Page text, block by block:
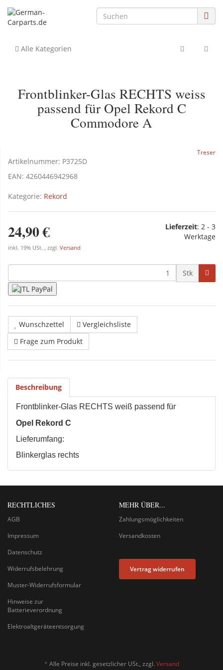
Alle Kategorien
Frontblinker-Glas RECHTS weiss
passend für Opel Rekord C
Commodore A
Treser
Artikelnummer: P3725D
EAN: 4260446942968
Kategorie: Rekord
24,90 €
inkl. 19% USt. , zzgl. Versand
Lieferzeit: 2 - 3
Werktage
Stk
Wunschzettel
Vergleichsliste
Frage zum Produkt
Beschreibung
Frontblinker-Glas RECHTS weiß passend für
Opel Rekord C
Lieferumfang:
Blinkerglas rechts
RECHTLICHES
AGB
Impressum
Datenschutz
Widerrufsbelehrung
Muster-Widerrufsformular
Hinweise zur
Batterieverordnung
Elektroaltgeräteentsorgung
MEHR ÜBER...
Zahlungsmöglichkeiten
Versandkosten
Vertrag widerrufen
* Alle Preise inkl. gesetzlicher USt., zzgl. Versand